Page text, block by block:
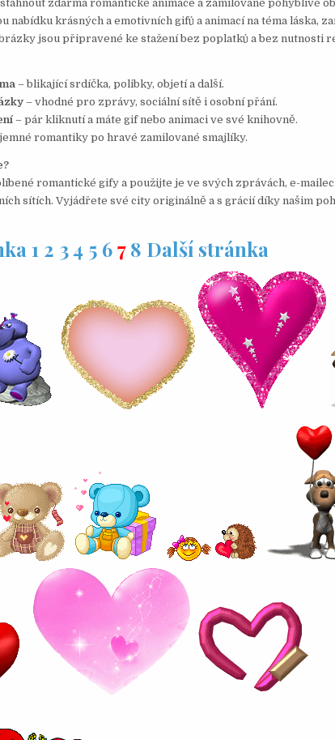
zdarma romantické animace a zamilované pohyblivé
nabídku krásných a emotivních gifů a animací na téma láska,
jsou připravené ke stažení bez poplatků a bez nutnosti
– blikající srdíčka, polibky, objetí a další.
– vhodné pro zprávy, sociální sítě i osobní přání.
– pár kliknutí a máte gif nebo animaci ve své knihovně.
romantiky po hravé zamilované smajlíky.
romantické gify a použijte je ve svých zprávách, e-
sítích. Vyjádřete své city originálně a s grácií díky našim
1 2 34 5 67 8 Další stránka